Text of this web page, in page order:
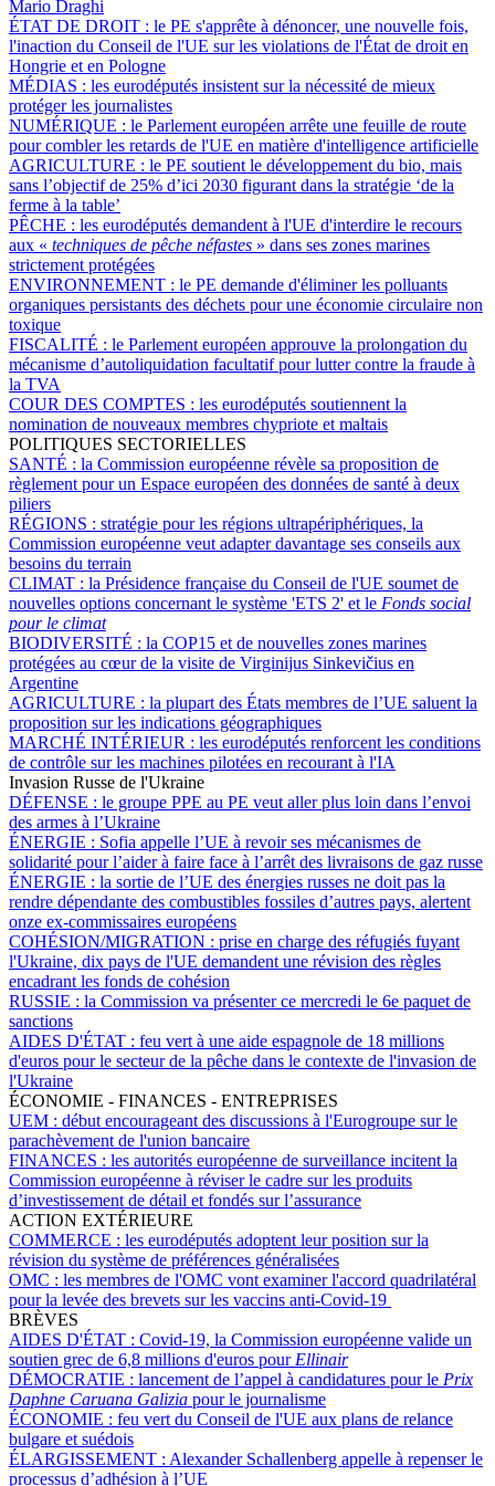
Mario Draghi
ÉTAT DE DROIT : le PE s'apprête à dénoncer, une nouvelle fois,
l'inaction du Conseil de l'UE sur les violations de l'État de droit en
Hongrie et en Pologne
MÉDIAS : les eurodéputés insistent sur la nécessité de mieux
protéger les journalistes
NUMÉRIQUE : le Parlement européen arrête une feuille de route
pour combler les retards de l'UE en matière d'intelligence artificielle
AGRICULTURE : le PE soutient le développement du bio, mais
sans l’objectif de 25% d’ici 2030 figurant dans la stratégie ‘de la
ferme à la table’
PÊCHE : les eurodéputés demandent à l'UE d'interdire le recours
aux « techniques de pêche néfastes » dans ses zones marines
strictement protégées
ENVIRONNEMENT : le PE demande d'éliminer les polluants
organiques persistants des déchets pour une économie circulaire non
toxique
FISCALITÉ : le Parlement européen approuve la prolongation du
mécanisme d’autoliquidation facultatif pour lutter contre la fraude à
la TVA
COUR DES COMPTES : les eurodéputés soutiennent la
nomination de nouveaux membres chypriote et maltais
POLITIQUES SECTORIELLES
SANTÉ : la Commission européenne révèle sa proposition de
règlement pour un Espace européen des données de santé à deux
piliers
RÉGIONS : stratégie pour les régions ultrapériphériques, la
Commission européenne veut adapter davantage ses conseils aux
besoins du terrain
CLIMAT : la Présidence française du Conseil de l'UE soumet de
nouvelles options concernant le système 'ETS 2' et le Fonds social
pour le climat
BIODIVERSITÉ : la COP15 et de nouvelles zones marines
protégées au cœur de la visite de Virginijus Sinkevičius en
Argentine
AGRICULTURE : la plupart des États membres de l’UE saluent la
proposition sur les indications géographiques
MARCHÉ INTÉRIEUR : les eurodéputés renforcent les conditions
de contrôle sur les machines pilotées en recourant à l'IA
Invasion Russe de l'Ukraine
DÉFENSE : le groupe PPE au PE veut aller plus loin dans l’envoi
des armes à l’Ukraine
ÉNERGIE : Sofia appelle l’UE à revoir ses mécanismes de
solidarité pour l’aider à faire face à l’arrêt des livraisons de gaz russe
ÉNERGIE : la sortie de l’UE des énergies russes ne doit pas la
rendre dépendante des combustibles fossiles d’autres pays, alertent
onze ex-commissaires européens
COHÉSION/MIGRATION : prise en charge des réfugiés fuyant
l'Ukraine, dix pays de l'UE demandent une révision des règles
encadrant les fonds de cohésion
RUSSIE : la Commission va présenter ce mercredi le 6e paquet de
sanctions
AIDES D'ÉTAT : feu vert à une aide espagnole de 18 millions
d'euros pour le secteur de la pêche dans le contexte de l'invasion de
l'Ukraine
ÉCONOMIE - FINANCES - ENTREPRISES
UEM : début encourageant des discussions à l'Eurogroupe sur le
parachèvement de l'union bancaire
FINANCES : les autorités européenne de surveillance incitent la
Commission européenne à réviser le cadre sur les produits
d’investissement de détail et fondés sur l’assurance
ACTION EXTÉRIEURE
COMMERCE : les eurodéputés adoptent leur position sur la
révision du système de préférences généralisées
OMC : les membres de l'OMC vont examiner l'accord quadrilatéral
pour la levée des brevets sur les vaccins anti-Covid-19
BRÈVES
AIDES D'ÉTAT : Covid-19, la Commission européenne valide un
soutien grec de 6,8 millions d'euros pour Ellinair
DÉMOCRATIE : lancement de l’appel à candidatures pour le Prix
Daphne Caruana Galizia pour le journalisme
ÉCONOMIE : feu vert du Conseil de l'UE aux plans de relance
bulgare et suédois
ÉLARGISSEMENT : Alexander Schallenberg appelle à repenser le
processus d’adhésion à l’UE